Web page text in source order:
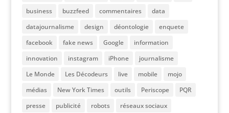
business
buzzfeed commentaires
data
datajournalisme
design déontologie
enquete
facebook
fake news Google
information
innovation
instagram iPhone
journalisme
Le Monde
Les Décodeurs live mobile
mojo
médias
New York Times outils Periscope
PQR
presse
publicité robots
réseaux sociaux